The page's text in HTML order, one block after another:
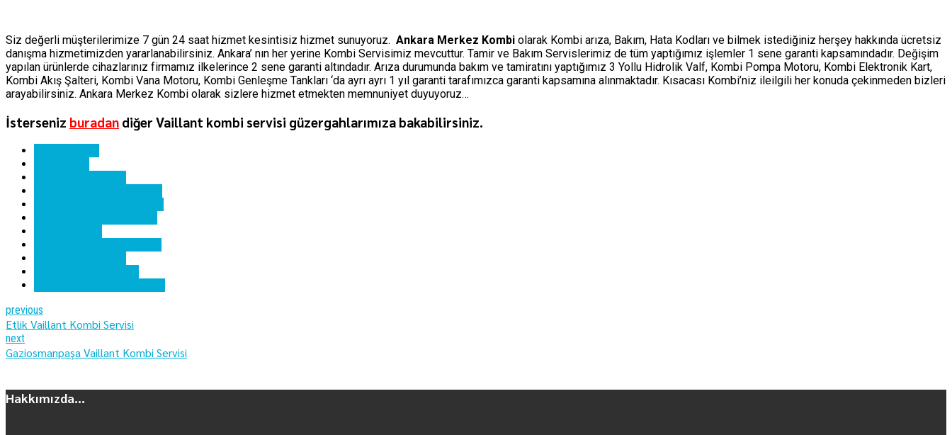
Siz değerli müşterilerimize 7 gün 24 saat hizmet kesintisiz hizmet sunuyoruz. Ankara Merkez Kombi olarak Kombi arıza, Bakım, Hata Kodları ve bilmek istediğiniz herşey hakkında ücretsiz
danışma hizmetimizden yararlanabilirsiniz. Ankara’ nın her yerine Kombi Servisimiz mevcuttur. Tamir ve Bakım Servislerimiz de tüm yaptığımız işlemler 1 sene garanti kapsamındadır. Değişim
yapılan ürünlerde cihazlarınız firmamız ilkelerince 2 sene garanti altındadır. Arıza durumunda bakım ve tamiratını yaptığımız 3 Yollu Hidrolik Valf, Kombi Pompa Motoru, Kombi Elektronik Kart,
Kombi Akış Şalteri, Kombi Vana Motoru, Kombi Genleşme Tankları ‘da ayrı ayrı 1 yıl garanti tarafımızca garanti kapsamına alınmaktadır. Kısacası Kombi’niz ileilgili her konuda çekinmeden bizleri
arayabilirsiniz. Ankara Merkez Kombi olarak sizlere hizmet etmekten memnuniyet duyuyoruz…
İsterseniz buradan diğer Vaillant kombi servisi güzergahlarımıza bakabilirsiniz.
previous
Etlik Vaillant Kombi Servisi
next
Gaziosmanpaşa Vaillant Kombi Servisi
Hakkımızda...